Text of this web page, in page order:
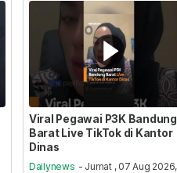
Viral Pegawai P3K Bandung
Barat Live TikTok di Kantor
Dinas
Dailynews - Jumat , 07 Aug 2026,